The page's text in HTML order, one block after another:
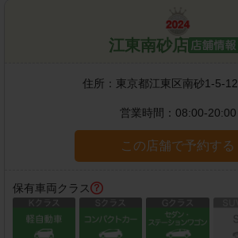
江東南砂店
住所： 東京都江東区南砂1-5-12
営業時間： 08:00-20:00
この店舗で予約する
保有車両クラス